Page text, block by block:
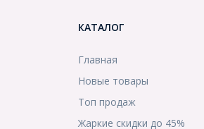
КАТАЛОГ
Главная
Новые товары
Топ продаж
Жаркие скидки до 45%